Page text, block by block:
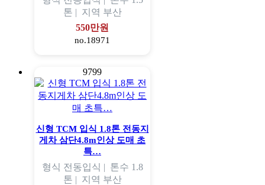
톤 | 지역 부산
550만원
no.18971
9799
신형 TCM 입식 1.8톤 전동지
게차 삼단4.8m인상 도매 초
특…
형식 전동입식 | 톤수 1.8
톤 | 지역 부산